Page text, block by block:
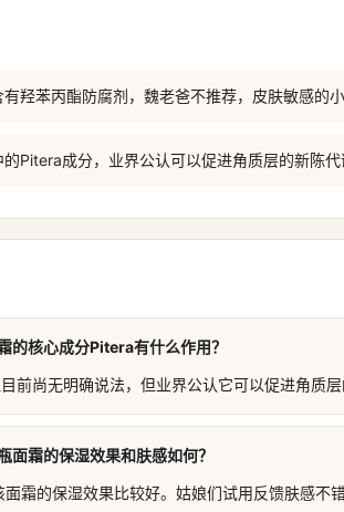
羟苯丙酯防腐剂，魏老爸不推荐，皮肤敏感的小
Pitera成分，业界公认可以促进角质层的新陈代
的核心成分Pitera有什么作用？
前尚无明确说法，但业界公认它可以促进角质
面霜的保湿效果和肤感如何？
霜的保湿效果比较好。姑娘们试用反馈肤感不